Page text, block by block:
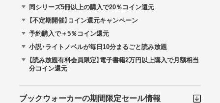
同シリーズ5冊以上の購入で20％コイン還元
【不定期開催】コイン還元キャンペーン
予約購入で＋5％コイン還元
小説・ライトノベルが毎日10分まるごと読み放題
【読み放題有料会員限定】電子書籍2万円以上購入で月額相当
分コイン還元
ブックウォーカーの期間限定セール情報